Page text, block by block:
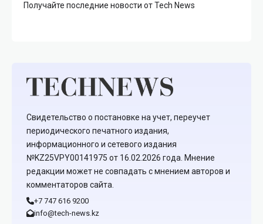
Получайте последние новости от Tech News
Свидетельство о постановке на учет, переучет
периодического печатного издания,
информационного и сетевого издания
№KZ25VPY00141975 от 16.02.2026 года. Мнение
редакции может не совпадать с мнением авторов и
комментаторов сайта.
+7 747 616 9200
info@tech-news.kz